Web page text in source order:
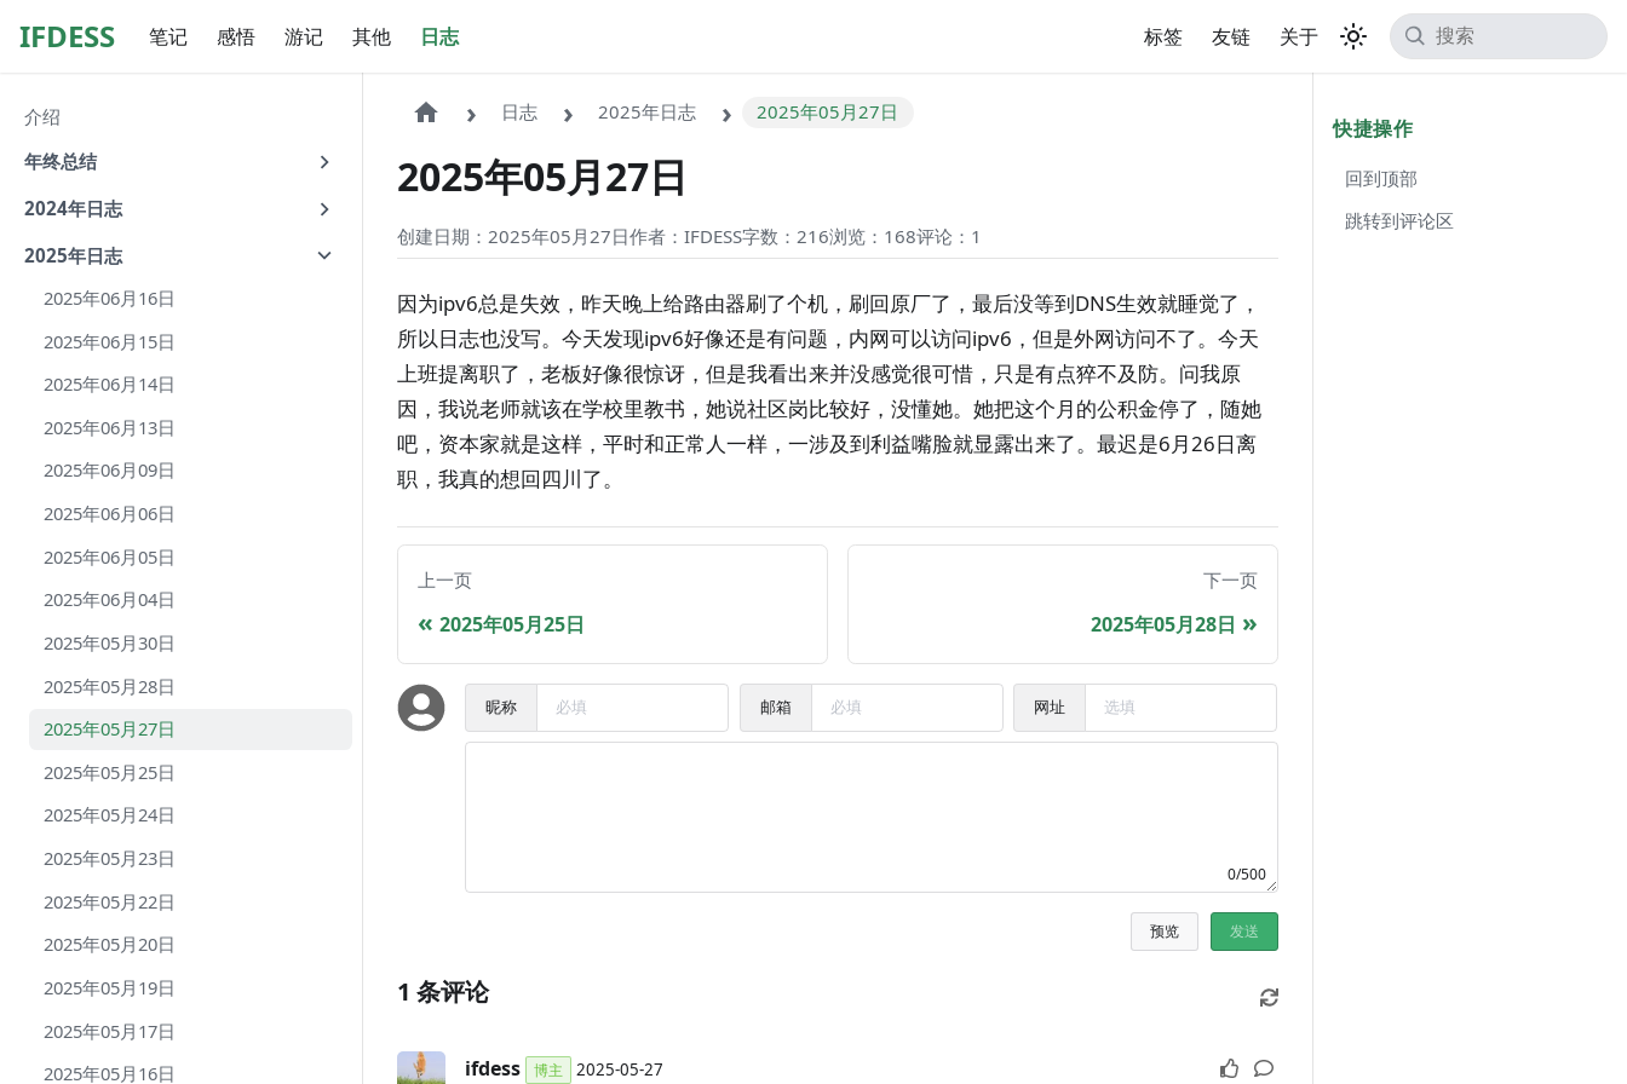
IFDESS 笔记 感悟 游记 其他 日志 标签 友链 关于
介绍
年终总结
2024年日志
2025年日志
2025年06月16日
2025年06月15日
2025年06月14日
2025年06月13日
2025年06月09日
2025年06月06日
2025年06月05日
2025年06月04日
2025年05月30日
2025年05月28日
2025年05月27日
2025年05月25日
2025年05月24日
2025年05月23日
2025年05月22日
2025年05月20日
2025年05月19日
2025年05月17日
2025年05月16日
日志 2025年日志 2025年05月27日
2025年05月27日
创建日期：2025年05月27日作者：IFDESS字数：216浏览：168评论： 1
因为ipv6总是失效，昨天晚上给路由器刷了个机，刷回原厂了，最后没等到DNS生效就睡觉了，
所以日志也没写。今天发现ipv6好像还是有问题，内网可以访问ipv6，但是外网访问不了。今天
上班提离职了，老板好像很惊讶，但是我看出来并没感觉很可惜，只是有点猝不及防。问我原
因，我说老师就该在学校里教书，她说社区岗比较好，没懂她。她把这个月的公积金停了，随她
吧，资本家就是这样，平时和正常人一样，一涉及到利益嘴脸就显露出来了。最迟是6月26日离
职，我真的想回四川了。
上一页
2025年05月25日
下一页
2025年05月28日
昵称 邮箱 网址
0/500
预览 发送
1 条评论
ifdess 博主 2025-05-27
快捷操作
回到顶部
跳转到评论区